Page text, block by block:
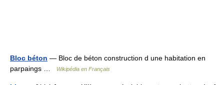
Bloc béton — Bloc de béton construction d une habitation en
parpaings …
Wikipédia en Français